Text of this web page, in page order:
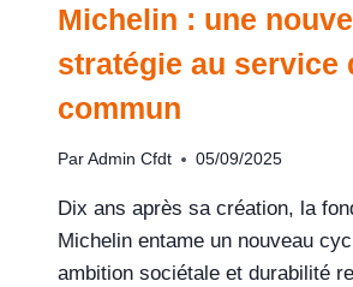
Michelin : une
stratégie au service
commun
Par Admin Cfdt 05/09/2025
Dix ans après sa création, la
Michelin entame un nouveau
ambition sociétale et durabilité